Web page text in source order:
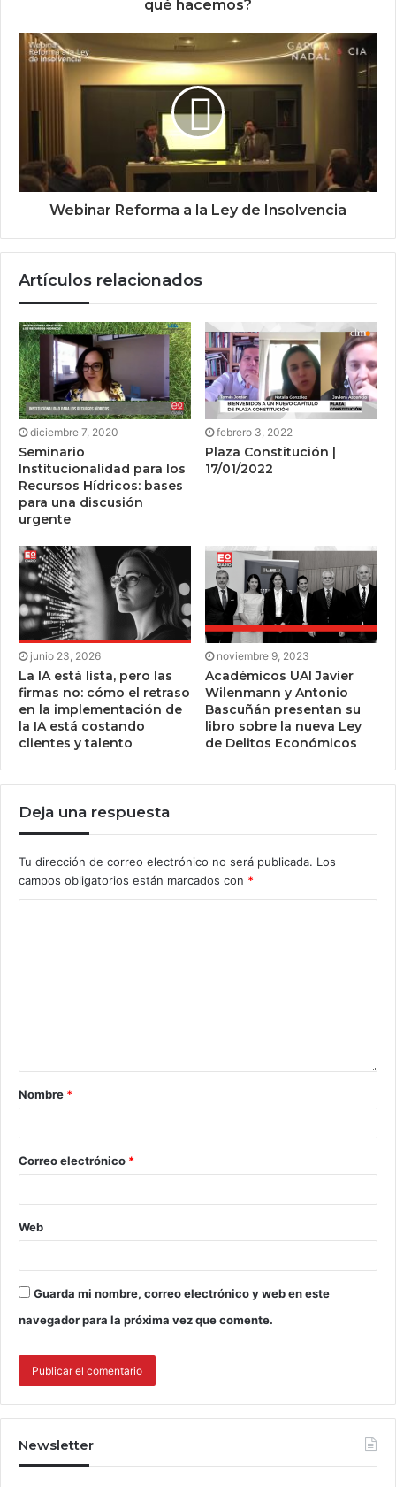
qué hacemos?
Webinar Reforma a la Ley de Insolvencia
Artículos relacionados
diciembre 7, 2020
Seminario
Institucionalidad para los
Recursos Hídricos: bases
para una discusión
urgente
febrero 3, 2022
Plaza Constitución |
17/01/2022
junio 23, 2026
La IA está lista, pero las
firmas no: cómo el retraso
en la implementación de
la IA está costando
clientes y talento
noviembre 9, 2023
Académicos UAI Javier
Wilenmann y Antonio
Bascuñán presentan su
libro sobre la nueva Ley
de Delitos Económicos
Deja una respuesta
Tu dirección de correo electrónico no será publicada. Los
campos obligatorios están marcados con *
Nombre *
Correo electrónico *
Web
Guarda mi nombre, correo electrónico y web en este
navegador para la próxima vez que comente.
Newsletter